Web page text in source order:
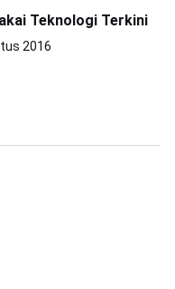
Teknologi Terkini
2016